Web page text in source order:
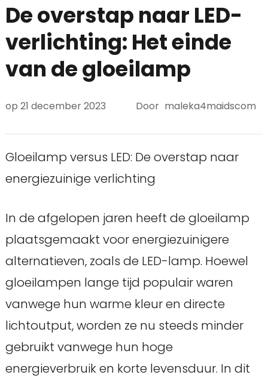
De overstap naar LED-
verlichting: Het einde
van de gloeilamp
op 21 december 2023 Door maleka4maidscom
Gloeilamp versus LED: De overstap naar
energiezuinige verlichting
In de afgelopen jaren heeft de gloeilamp
plaatsgemaakt voor energiezuinigere
alternatieven, zoals de LED-lamp. Hoewel
gloeilampen lange tijd populair waren
vanwege hun warme kleur en directe
lichtoutput, worden ze nu steeds minder
gebruikt vanwege hun hoge
energieverbruik en korte levensduur. In dit